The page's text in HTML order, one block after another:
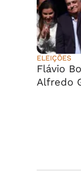
ELEIÇÕES
Flávio
Alfredo